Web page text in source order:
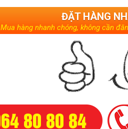
ĐẶT HÀNG
Mua hàng nhanh chóng, không cần